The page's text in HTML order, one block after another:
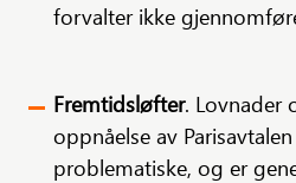
forvalter ikke
Fremtidsløfter. Lovnader
oppnåelse av
problematiske, og er